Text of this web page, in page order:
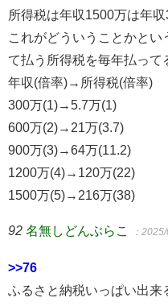
所得税は年収1500万は年
これがどういうことかと
て払う所得税を毎年払って
年収(倍率)→所得税(倍率)
300万(1)→5.7万(1)
600万(2)→21万(3.7)
900万(3)→64万(11.2)
1200万(4)→120万(22)
1500万(5)→216万(38)
92 名無しどんぶらこ ：
>>76
ふるさと納税いっぱい出来